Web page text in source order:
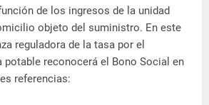
de los ingresos de la unidad
objeto del suministro. En este
reguladora de la tasa por el
potable reconocerá el Bono Social en
referencias: